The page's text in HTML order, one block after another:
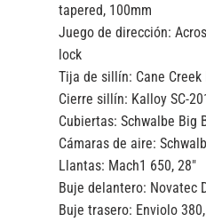
tapered, 100mm
Juego de dirección:
lock
Tija de sillín: Cane
Cierre sillín: Kalloy SC-
Cubiertas:Schwalbe Big
Cámaras de aire:
Llantas: Mach1 650, 28″
Buje delantero: Novatec
Buje trasero: Enviolo